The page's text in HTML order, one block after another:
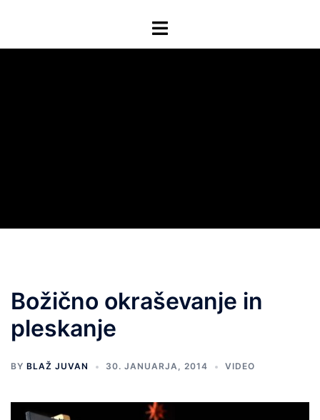
content
Toggle
Božično okraševanje in
pleskanje
BY BLAŽ JUVAN 30. JANUARJA, 2014 VIDEO